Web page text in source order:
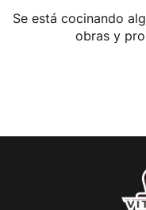
Se está cocinando
obras y